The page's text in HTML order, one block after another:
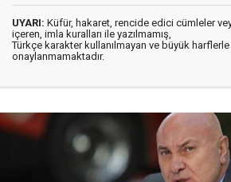
UYARI: Küfür, hakaret, rencide edici cümleler
içeren, imla kuralları ile yazılmamış,
Türkçe karakter kullanılmayan ve büyük harflerle
onaylanmamaktadır.